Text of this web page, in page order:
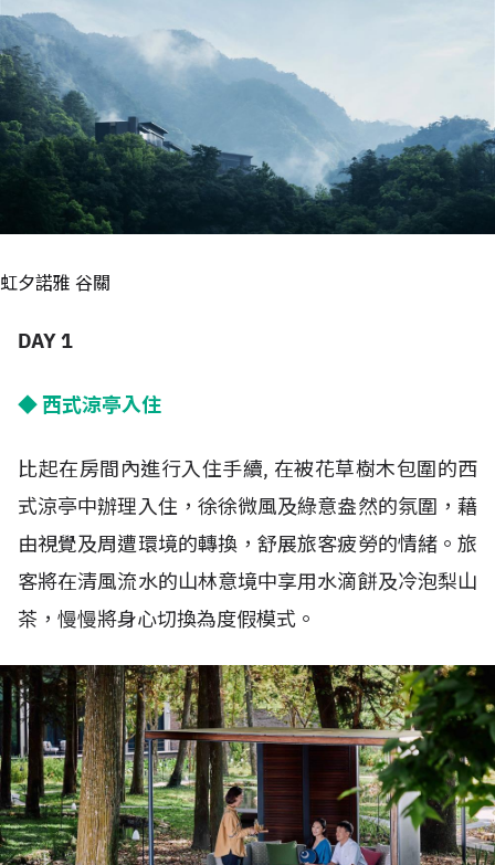
虹夕諾雅 谷關
DAY 1
◆ 西式涼亭入住
比起在房間內進行入住手續, 在被花草樹木包圍的西
式涼亭中辦理入住，徐徐微風及綠意盎然的氛圍，藉
由視覺及周遭環境的轉換，舒展旅客疲勞的情緒。旅
客將在清風流水的山林意境中享用水滴餅及冷泡梨山
茶，慢慢將身心切換為度假模式。